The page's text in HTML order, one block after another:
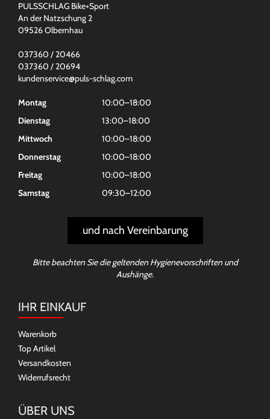
PULSSCHLAG Bike+Sport
An der Natzschung 2
09526 Olbernhau
037360 / 20466
037360 / 20694
kundenservice@puls-schlag.com
Montag
10:00–18:00
Dienstag
13:00–18:00
Mittwoch
10:00–18:00
Donnerstag
10:00–18:00
Freitag
10:00–18:00
Samstag
09:30–12:00
und nach Vereinbarung
Bitte beachten Sie die geltenden Hygienevorschriften und
Aushänge.
IHR EINKAUF
Warenkorb
Top Artikel
Versandkosten
Widerrufsrecht
ÜBER UNS